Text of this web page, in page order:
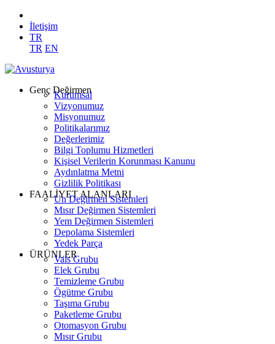
İletişim
TR
TR EN
Genç Değirmen
Kurumsal
Vizyonumuz
Misyonumuz
Politikalarımız
Değerlerimiz
Bilgi Toplumu Hizmetleri
Kişisel Verilerin Korunması Kanunu
Aydınlatma Metni
Gizlilik Politikası
FAALİYET ALANLARI
Un Değirmen Sistemleri
Mısır Değirmen Sistemleri
Yem Değirmen Sistemleri
Depolama Sistemleri
Yedek Parça
ÜRÜNLER
Vals Grubu
Elek Grubu
Temizleme Grubu
Ögütme Grubu
Taşıma Grubu
Paketleme Grubu
Otomasyon Grubu
Mısır Grubu